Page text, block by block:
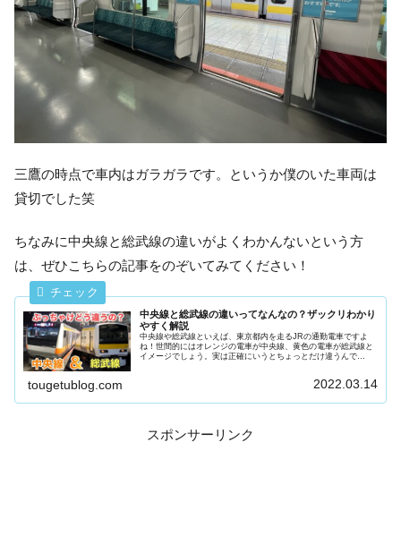
三鷹の時点で車内はガラガラです。というか僕のいた車両は
貸切でした笑
ちなみに中央線と総武線の違いがよくわかんないという方
は、ぜひこちらの記事をのぞいてみてください！
中央線と総武線の違いってなんなの？ザックリわかり
やすく解説
中央線や総武線といえば、東京都内を走るJRの通勤電車ですよ
ね！世間的にはオレンジの電車が中央線、黄色の電車が総武線と
イメージでしょう。実は正確にいうとちょっとだけ違うんで
tougetublog.com 2022.03.14
スポンサーリンク